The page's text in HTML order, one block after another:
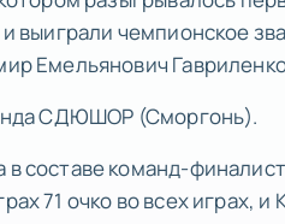
выиграли чемпионское
Емельянович
СДЮШОР (Сморгонь).
составе команд-
71 очко во всех играх, и